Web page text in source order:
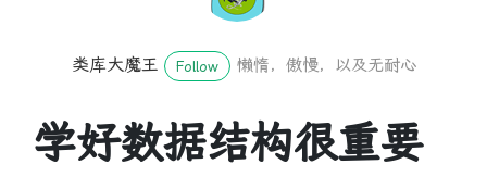
类库大魔王 Follow 懒惰，傲慢，以及无耐心
学好数据结构很重要